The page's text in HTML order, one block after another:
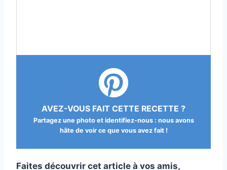
AVEZ-VOUS FAIT CETTE RECETTE ?
Partagez une photo et identifiez-nous : nous avons
hâte de voir ce que vous avez fait !
Faites découvrir cet article à vos amis,